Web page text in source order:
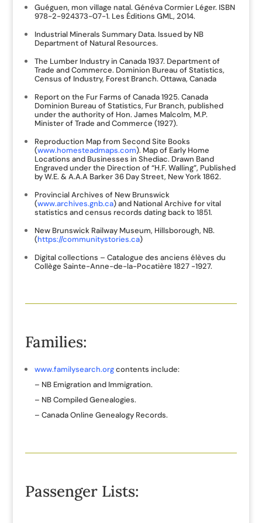
Guéguen, mon village natal. Généva Cormier Léger. ISBN
978-2-924373-07-1. Les Éditions GML, 2014.
Industrial Minerals Summary Data. Issued by NB
Department of Natural Resources.
The Lumber Industry in Canada 1937. Department of
Trade and Commerce. Dominion Bureau of Statistics,
Census of Industry, Forest Branch. Ottawa, Canada
Report on the Fur Farms of Canada 1925. Canada
Dominion Bureau of Statistics, Fur Branch, published
under the authority of Hon. James Malcolm, M.P.
Minister of Trade and Commerce (1927).
Reproduction Map from Second Site Books
(www.homesteadmaps.com). Map of Early Home
Locations and Businesses in Shediac. Drawn Band
Engraved under the Direction of “H.F. Walling”, Published
by W.E. & A.A.A Barker 36 Day Street, New York 1862.
Provincial Archives of New Brunswick
(www.archives.gnb.ca) and National Archive for vital
statistics and census records dating back to 1851.
New Brunswick Railway Museum, Hillsborough, NB.
(https://communitystories.ca)
Digital collections – Catalogue des anciens élèves du
Collège Sainte-Anne-de-la-Pocatière 1827 -1927.
Families:
www.familysearch.orgcontents include:
– NB Emigration and Immigration.
– NB Compiled Genealogies.
– Canada Online Genealogy Records.
Passenger Lists: